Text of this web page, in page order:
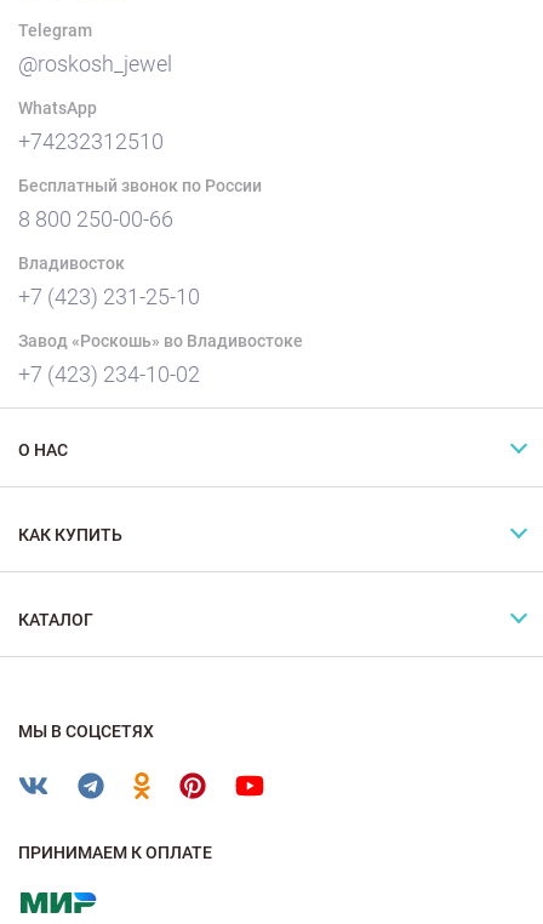
Telegram
@roskosh_jewel
WhatsApp
+74232312510
Бесплатный звонок по России
8 800 250-00-66
Владивосток
+7 (423) 231-25-10
Завод «Роскошь» во Владивостоке
+7 (423) 234-10-02
О НАС
КАК КУПИТЬ
КАТАЛОГ
МЫ В СОЦСЕТЯХ
ПРИНИМАЕМ К ОПЛАТЕ